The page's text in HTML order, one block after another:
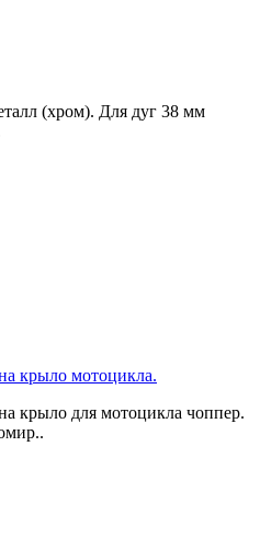
(хром). Для дуг 38 мм
крыло мотоцикла.
крыло для мотоцикла чоппер.